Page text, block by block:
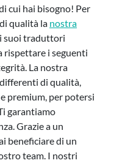
cui hai bisogno! Per
qualità la nostra
suoi traduttori
rispettare i seguenti
La nostra
di qualità,
premium, per potersi
garantiamo
Grazie a un
beneficiare di un
team. I nostri